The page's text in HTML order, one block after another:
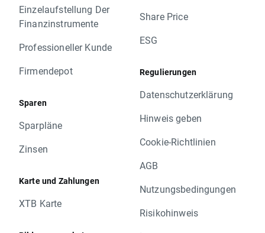
Einzelaufstellung Der
Finanzinstrumente
Professioneller Kunde
Firmendepot
Sparen
Sparpläne
Zinsen
Karte und Zahlungen
XTB Karte
Share Price
ESG
Regulierungen
Datenschutzerklärung
Hinweis geben
Cookie-Richtlinien
AGB
Nutzungsbedingungen
Risikohinweis